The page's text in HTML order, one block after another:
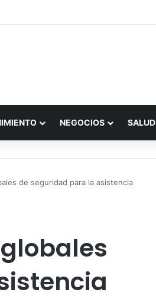
NEGOCIOS SALUD
de seguridad para la asistencia